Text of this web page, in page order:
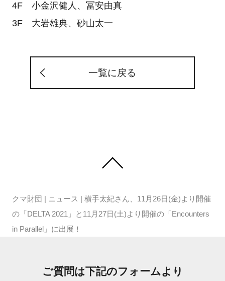
4F 小金沢健人、冨安由真
3F 大岩雄典、砂山太一
一覧に戻る
クマ財団 | ニュース | 横手太紀さん、11月26日(金)より開催
の「DELTA 2021」と11月27日(土)より開催の「Encounters
in Parallel」に出展！
ご質問は下記のフォームより